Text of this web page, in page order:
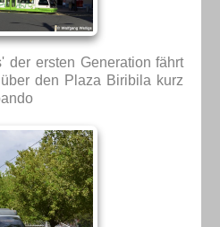
der ersten Generation fährt
den Plaza Biribila kurz